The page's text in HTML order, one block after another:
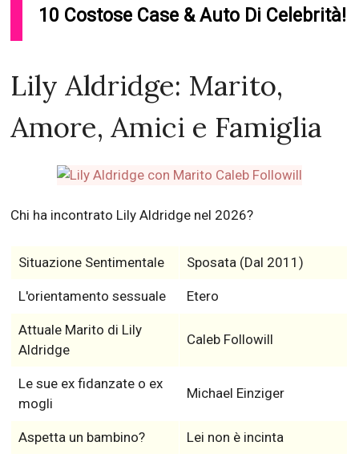
10 Costose Case & Auto Di Celebrità!
Lily Aldridge: Marito,
Amore, Amici e Famiglia
Chi ha incontrato Lily Aldridge nel 2026?
Situazione Sentimentale Sposata (Dal 2011)
L'orientamento sessuale Etero
Attuale Marito di Lily
Aldridge
Caleb Followill
Le sue ex fidanzate o ex
mogli
Michael Einziger
Aspetta un bambino? Lei non è incinta